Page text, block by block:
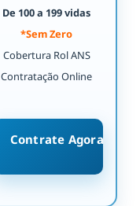
De 100 a 199 vidas
*Sem Zero
Cobertura Rol ANS
Contratação Online
Contrate Agora